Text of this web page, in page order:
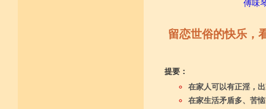
傅味
留恋世俗的快乐，
提要：
在家人可以有正淫，
在家生活矛盾多、苦